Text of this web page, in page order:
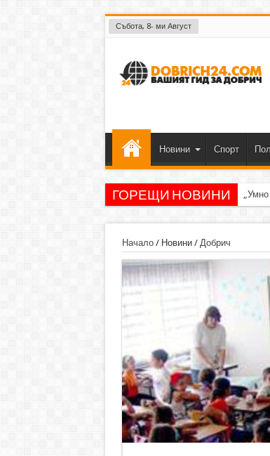
Събота, 8- ми Август
Новини Спорт
ГОРЕЩИ НОВИНИ
Начало/ Новини/ Добрич